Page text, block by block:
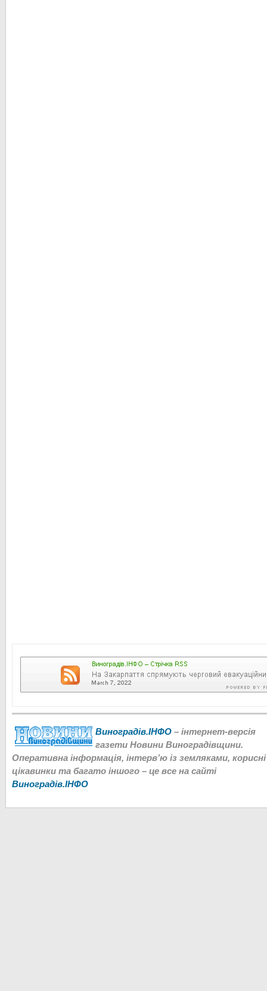
Виноградів.ІНФО – інтернет-версія
газети Новини Виноградівщини.
Оперативна інформація, інтерв’ю із земляками, корисні
цікавинки та багато іншого – це все на сайті
Виноградів.ІНФО